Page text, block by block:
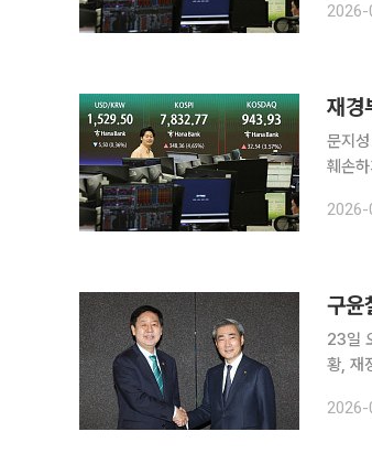
향을
재경
문지
훼손
외환·
23일
황, 재정·통화 정책조
경제